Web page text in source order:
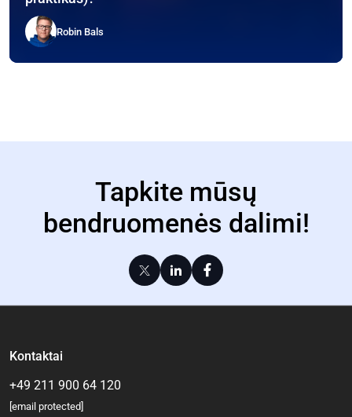
Robin Bals
Tapkite mūsų
bendruomenės dalimi!
Kontaktai
+49 211 900 64 120
[email protected]